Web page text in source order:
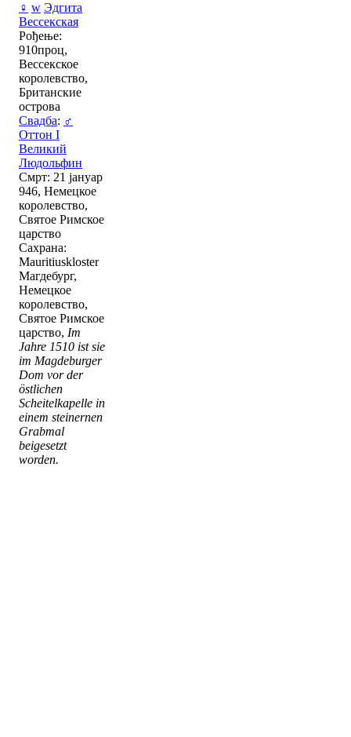
♀ w Эдгита
Вессекская
Рођење:
910проц,
Вессекское
королевство,
Британские
острова
Свадба: ♂
Оттон I
Великий
Людольфин
Смрт: 21 јануар
946, Немецкое
королевство,
Святое Римское
царство
Сахрана:
Mauritiuskloster
Магдебург,
Немецкое
королевство,
Святое Римское
царство, Im
Jahre 1510 ist sie
im Magdeburger
Dom vor der
östlichen
Scheitelkapelle in
einem steinernen
Grabmal
beigesetzt
worden.